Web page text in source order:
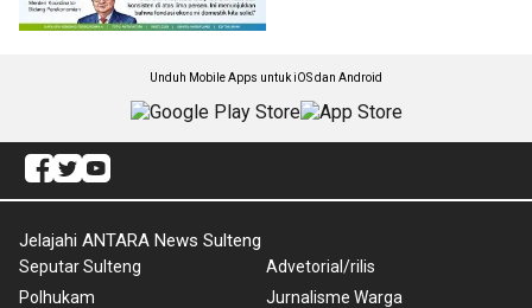
Unduh Mobile Apps untuk iOS dan Android
Jelajahi ANTARA News Sulteng
Seputar Sulteng
Polhukam
Advetorial/rilis
Jurnalisme Warga